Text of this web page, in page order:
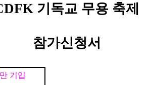
기독교 무용 축제
참가신청서
기입